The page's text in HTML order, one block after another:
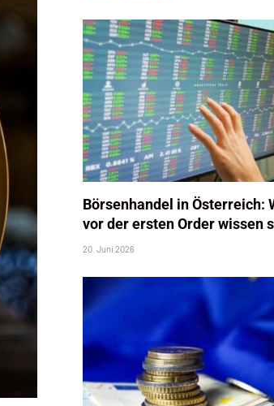
Börsenhandel in Österreich:
vor der ersten Order wissen
20. Juni 2026